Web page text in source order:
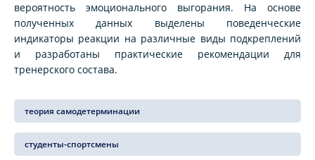
вероятность эмоционального выгорания. На основе
полученных данных выделены поведенческие
индикаторы реакции на различные виды подкреплений
и разработаны практические рекомендации для
тренерского состава.
теория самодетерминации
студенты-спортсмены